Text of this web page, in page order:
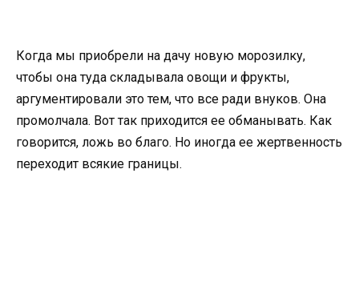
Когда мы приобрели на дачу новую морозилку,
чтобы она туда складывала овощи и фрукты,
аргументировали это тем, что все ради внуков. Она
промолчала. Вот так приходится ее обманывать. Как
говорится, ложь во благо. Но иногда ее жертвенность
переходит всякие границы.